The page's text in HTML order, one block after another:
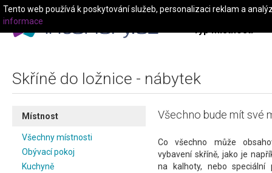
Typ místnosti
Skříně do ložnice - nábytek
Místnost
Všechny místnosti
Obývací pokoj
Kuchyně
Všechno bude mít své
Co všechno může
vybavení skříně, jako je
na kalhoty, nebo
Tento web používá k poskytování služeb, personalizaci reklam a
informace